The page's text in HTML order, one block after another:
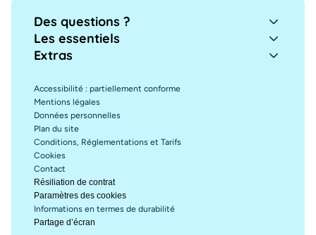
Des questions ?
Les essentiels
Extras
Accessibilité : partiellement conforme
Mentions légales
Données personnelles
Plan du site
Conditions, Réglementations et Tarifs
Cookies
Contact
Résiliation de contrat
Paramètres des cookies
Informations en termes de durabilité
Partage d’écran